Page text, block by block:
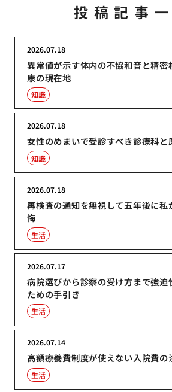
投稿記事
異常値が示す体内の不協和音と精密
康の現在地
2026.07.18
知識
女性のめまいで受診すべき診療科と
2026.07.18
知識
再検査の通知を無視して五年後に私
悔
2026.07.18
生活
病院選びから診察の受け方まで強迫
ための手引き
2026.07.17
生活
高額療養費制度が使えない入院費の
2026.07.14
生活